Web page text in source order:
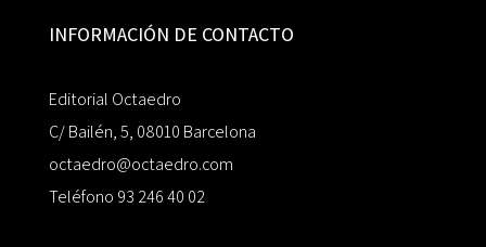
INFORMACIÓN DE CONTACTO
Editorial Octaedro
C/ Bailén, 5, 08010 Barcelona
octaedro@octaedro.com
Teléfono 93 246 40 02